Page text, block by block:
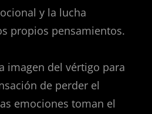
y la lucha
propios pensamientos.
imagen del vértigo para
de perder el
emociones toman el